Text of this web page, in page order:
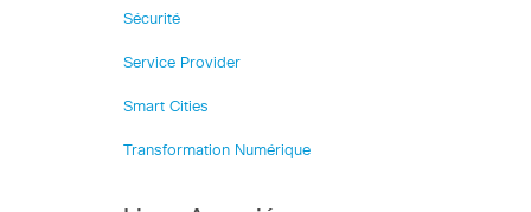
Sécurité
Service Provider
Smart Cities
Transformation Numérique